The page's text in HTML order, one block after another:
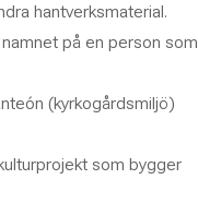
hantverksmaterial.
på en person som
(kyrkogårdsmiljö)
som bygger